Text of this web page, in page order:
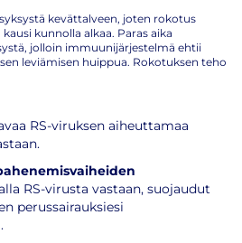
kevättalveen, joten rokotus
kunnolla alkaa. Paras aika
jolloin immuunijärjestelmä ehtii
leviämisen huippua. Rokotuksen teho
RS-viruksen aiheuttamaa
RS-virusta vastaan, suojaudut
perussairauksiesi